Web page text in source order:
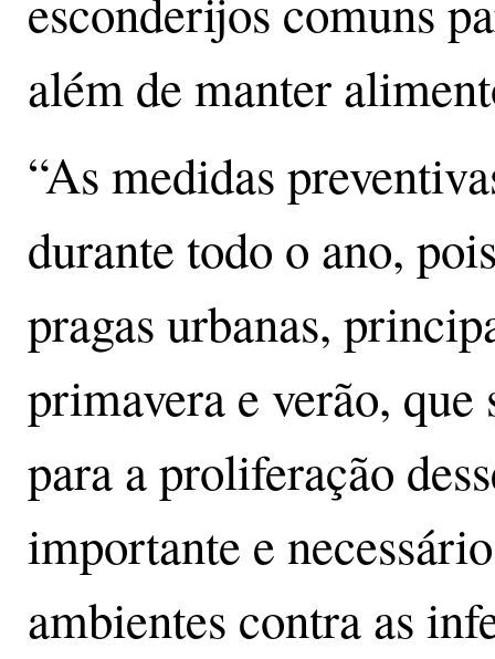
esconderijos comuns
além de manter
“As medidas
durante todo o ano,
pragas urbanas,
primavera e verão, que
para a proliferação
importante e
ambientes contra as